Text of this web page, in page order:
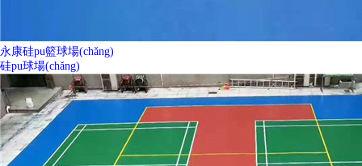
永康硅pu籃球場(chǎng)
硅pu球場(chǎng)